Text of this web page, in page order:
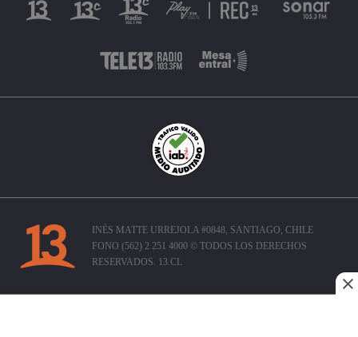
INÉS MATTE URREJOLA #0848, SANTIAGO, CHILE
FONO (562) 2 251 4000 © TODOS LOS DERECHOS
RESERVADOS. 13.CL